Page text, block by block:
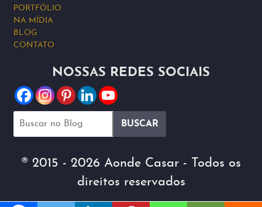
PORTFÓLIO
NA MÍDIA
BLOG
CONTATO
NOSSAS REDES SOCIAIS
® 2015 - 2026 Aonde Casar - Todos os
direitos reservados